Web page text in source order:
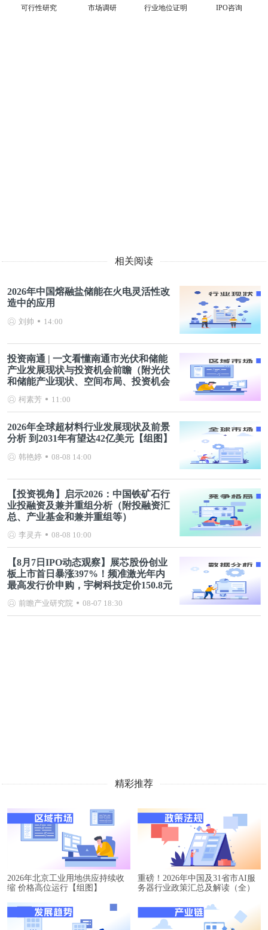
可行性研究 市场调研 行业地位证明 IPO咨询
相关阅读
2026年中国熔融盐储能在火电灵活性改
造中的应用
刘帅 14:00
投资南通 | 一文看懂南通市光伏和储能
产业发展现状与投资机会前瞻（附光伏
和储能产业现状、空间布局、投资机会
柯素芳 11:00
2026年全球超材料行业发展现状及前景
分析 到2031年有望达42亿美元【组图】
韩艳婷 08-08 14:00
【投资视角】启示2026：中国铁矿石行
业投融资及兼并重组分析（附投融资汇
总、产业基金和兼并重组等）
李灵卉 08-08 10:00
【8月7日IPO动态观察】展芯股份创业
板上市首日暴涨397%！频准激光年内
最高发行价申购，宇树科技定价150.8元
前瞻产业研究院 08-07 18:30
精彩推荐
2026年北京工业用地供应持续收
缩 价格高位运行【组图】
重磅！2026年中国及31省市AI服
务器行业政策汇总及解读（全）